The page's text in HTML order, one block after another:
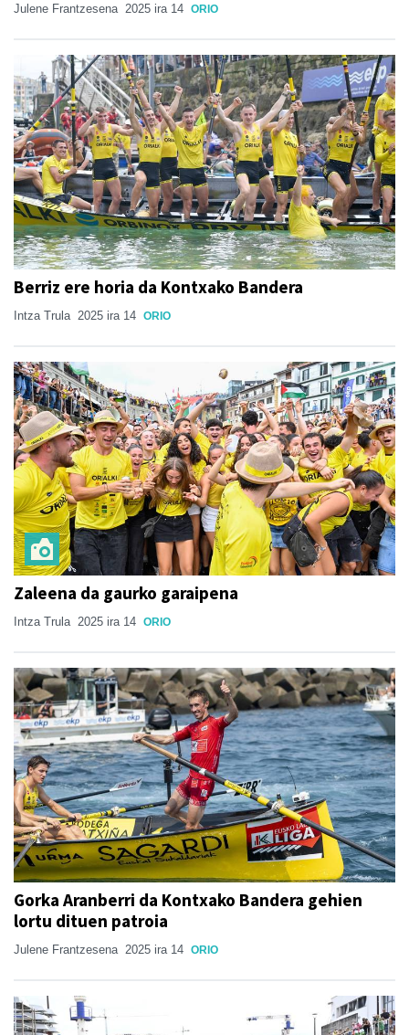
Julene Frantzesena 2025 ira 14 ORIO
Berriz ere horia da Kontxako Bandera
Intza Trula 2025 ira 14 ORIO
Zaleena da gaurko garaipena
Intza Trula 2025 ira 14 ORIO
Gorka Aranberri da Kontxako Bandera gehien
lortu dituen patroia
Julene Frantzesena 2025 ira 14 ORIO